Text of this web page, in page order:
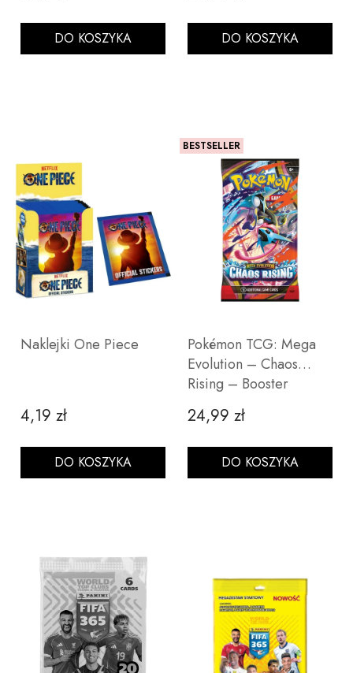
DO KOSZYKA DO KOSZYKA
Naklejki One Piece
Cena
4,19 zł
DO KOSZYKA
BESTSELLER
Pokémon TCG: Mega
Evolution – Chaos
Rising – Booster
Cena
24,99 zł
DO KOSZYKA